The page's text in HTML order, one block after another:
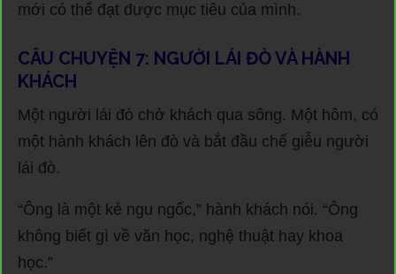
mới có thể đạt được mục tiêu của mình.
CÂU CHUYỆN 7: NGƯỜI LÁI ĐÒ VÀ HÀNH
KHÁCH
Một người lái đò chở khách qua sông. Một hôm, có
một hành khách lên đò và bắt đầu chế giễu người
lái đò.
“Ông là một kẻ ngu ngốc,” hành khách nói. “Ông
không biết gì về văn học, nghệ thuật hay khoa
học.”